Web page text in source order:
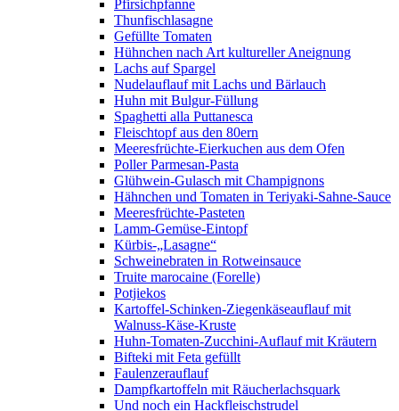
Pfirsichpfanne
Thunfischlasagne
Gefüllte Tomaten
Hühnchen nach Art kultureller Aneignung
Lachs auf Spargel
Nudelauflauf mit Lachs und Bärlauch
Huhn mit Bulgur-Füllung
Spaghetti alla Puttanesca
Fleischtopf aus den 80ern
Meeresfrüchte-Eierkuchen aus dem Ofen
Poller Parmesan-Pasta
Glühwein-Gulasch mit Champignons
Hähnchen und Tomaten in Teriyaki-Sahne-Sauce
Meeresfrüchte-Pasteten
Lamm-Gemüse-Eintopf
Kürbis-„Lasagne“
Schweinebraten in Rotweinsauce
Truite marocaine (Forelle)
Potjiekos
Kartoffel-Schinken-Ziegenkäseauflauf mit
Walnuss-Käse-Kruste
Huhn-Tomaten-Zucchini-Auflauf mit Kräutern
Bifteki mit Feta gefüllt
Faulenzerauflauf
Dampfkartoffeln mit Räucherlachsquark
Und noch ein Hackfleischstrudel